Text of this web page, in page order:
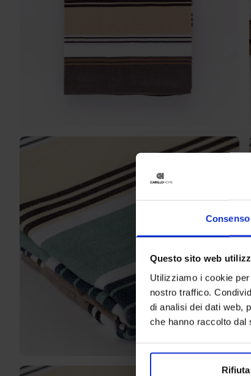
Consenso
Questo sito web
Utilizziamo i cookie
nostro traffico.
di analisi dei dati web,
che hanno raccolto
Rifiuta